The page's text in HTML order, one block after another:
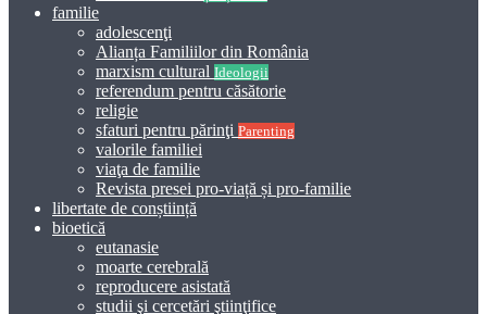
familie
adolescenţi
Alianța Familiilor din România
marxism cultural Ideologii
referendum pentru căsătorie
religie
sfaturi pentru părinţi Parenting
valorile familiei
viaţa de familie
Revista presei pro-viață și pro-familie
libertate de conștiință
bioetică
eutanasie
moarte cerebrală
reproducere asistată
studii şi cercetări ştiinţifice